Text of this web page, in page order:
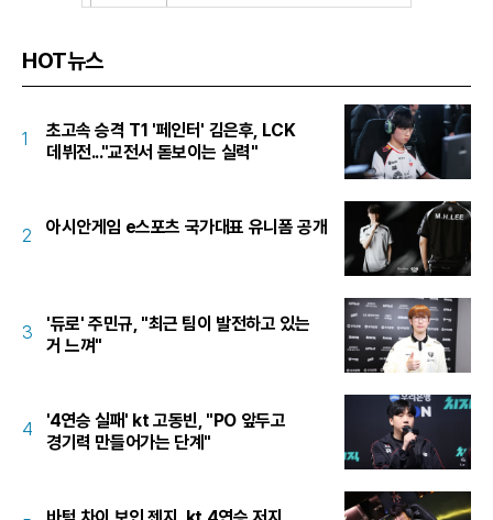
HOT뉴스
1
초고속 승격 T1 '페인터' 김은후, LCK
데뷔전..."교전서 돋보이는 실력"
2 아시안게임 e스포츠 국가대표 유니폼 공개
3
'듀로' 주민규, "최근 팀이 발전하고 있는
거 느껴"
4
'4연승 실패' kt 고동빈, "PO 앞두고
경기력 만들어가는 단계"